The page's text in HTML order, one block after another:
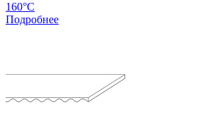
160°C
Подробнее